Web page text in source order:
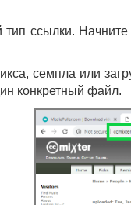
ссылки.
семпла или
конкретный файл.